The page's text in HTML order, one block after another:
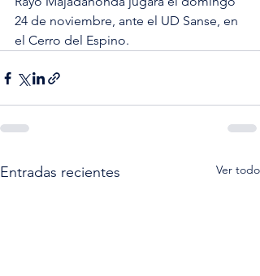
24 de noviembre, ante el UD Sanse, en
el Cerro del Espino.
Entradas recientes Ver todo